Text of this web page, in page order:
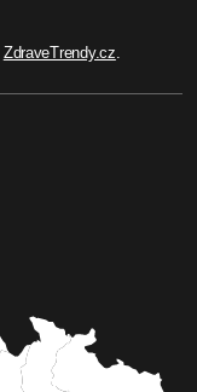
ZdraveTrendy.cz